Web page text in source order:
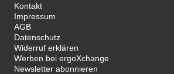
Kontakt
Impressum
AGB
Datenschutz
Widerruf erklären
Werben bei ergoXchange
Newsletter abonnieren